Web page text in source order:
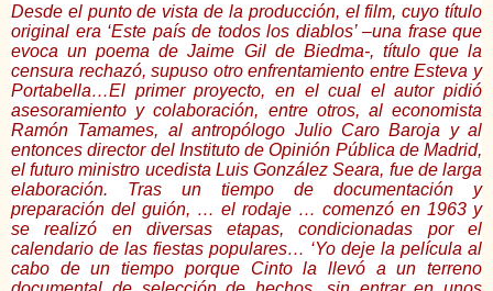
Desde el punto de vista de la producción, el film, cuyo título
original era ‘Este país de todos los diablos’ –una frase que
evoca un poema de Jaime Gil de Biedma-, título que la
censura rechazó, supuso otro enfrentamiento entre Esteva y
Portabella…El primer proyecto, en el cual el autor pidió
asesoramiento y colaboración, entre otros, al economista
Ramón Tamames, al antropólogo Julio Caro Baroja y al
entonces director del Instituto de Opinión Pública de Madrid,
el futuro ministro ucedista Luis González Seara, fue de larga
elaboración. Tras un tiempo de documentación y
preparación del guión, … el rodaje … comenzó en 1963 y
se realizó en diversas etapas, condicionadas por el
calendario de las fiestas populares… ‘Yo deje la película al
cabo de un tiempo porque Cinto la llevó a un terreno